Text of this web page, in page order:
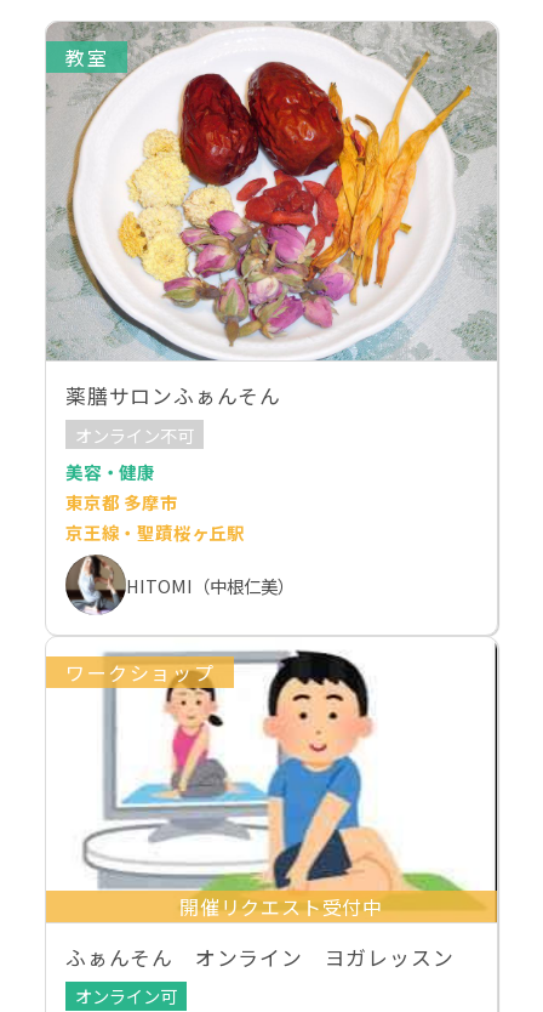
教室
薬膳サロンふぁんそん
オンライン不可
美容・健康
東京都 多摩市
京王線・聖蹟桜ヶ丘駅
HITOMI（中根仁美）
ワークショップ
開催リクエスト受付中
ふぁんそん オンライン ヨガレッスン
オンライン可